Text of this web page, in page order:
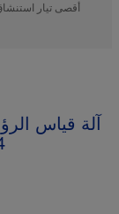
أقصى تيار
24